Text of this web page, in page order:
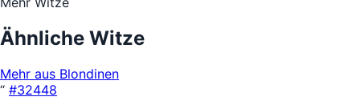
Ähnliche Witze
Mehr aus Blondinen
“ #32448